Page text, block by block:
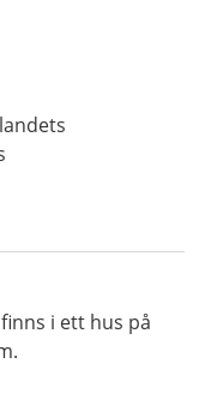
i ett hus på